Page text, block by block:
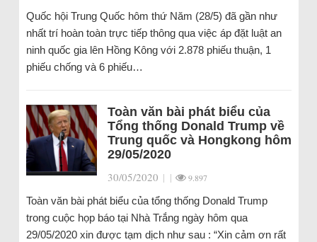
Quốc hội Trung Quốc hôm thứ Năm (28/5) đã gần như
nhất trí hoàn toàn trực tiếp thông qua việc áp đặt luật an
ninh quốc gia lên Hồng Kông với 2.878 phiếu thuận, 1
phiếu chống và 6 phiếu…
Toàn văn bài phát biểu của
Tổng thống Donald Trump về
Trung quốc và Hongkong hôm
29/05/2020
30/05/2020 | | 9.897
Toàn văn bài phát biểu của tổng thống Donald Trump
trong cuộc họp báo tại Nhà Trắng ngày hôm qua
29/05/2020 xin được tạm dịch như sau : “Xin cảm ơn rất